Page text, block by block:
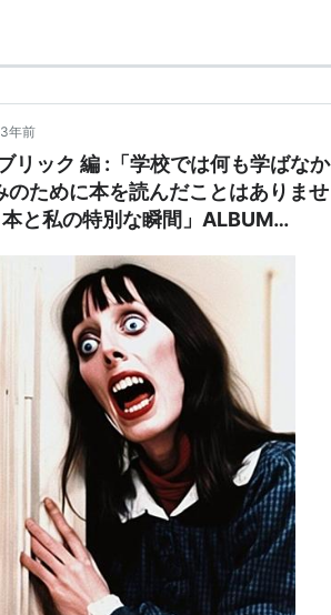
3年前
リック 編 :「学校では何も学ばなか
ために本を読んだことはありませ
と私の特別な瞬間」ALBUM